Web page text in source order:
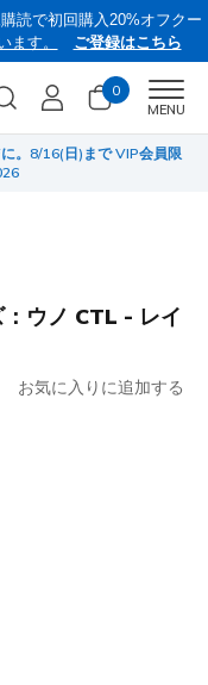
読で初回購入20%オフクー
す。 ご登録はこちら
0
MENU
。8/16(日)まで VIP会員限
ウノ CTL - レイ
お気に入りに追加する